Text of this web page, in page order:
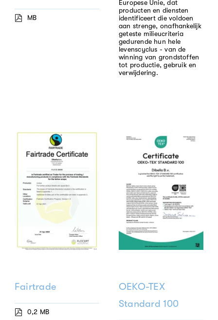
MB
Europese Unie, dat
producten en diensten
identificeert die voldoen
aan strenge, onafhankelijk
geteste milieucriteria
gedurende hun hele
levenscyclus - van de
winning van grondstoffen
tot productie, gebruik en
verwijdering.
Fairtrade
0,2 MB
OEKO-TEX
Standard 100